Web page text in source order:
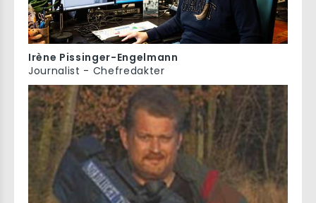
Irène Pissinger-Engelmann
Journalist - Chefredakter